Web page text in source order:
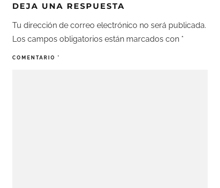
DEJA UNA RESPUESTA
Tu dirección de correo electrónico no será publicada.
Los campos obligatorios están marcados con *
COMENTARIO *